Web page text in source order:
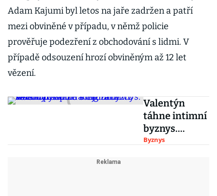
Adam Kajumi byl letos na jaře zadržen a patří
mezi obviněné v případu, v němž policie
prověřuje podezření z obchodování s lidmi. V
případě odsouzení hrozí obviněným až 12 let
vězení.
Valentýn
táhne intimní
byznys.
Květinářství
Byznys